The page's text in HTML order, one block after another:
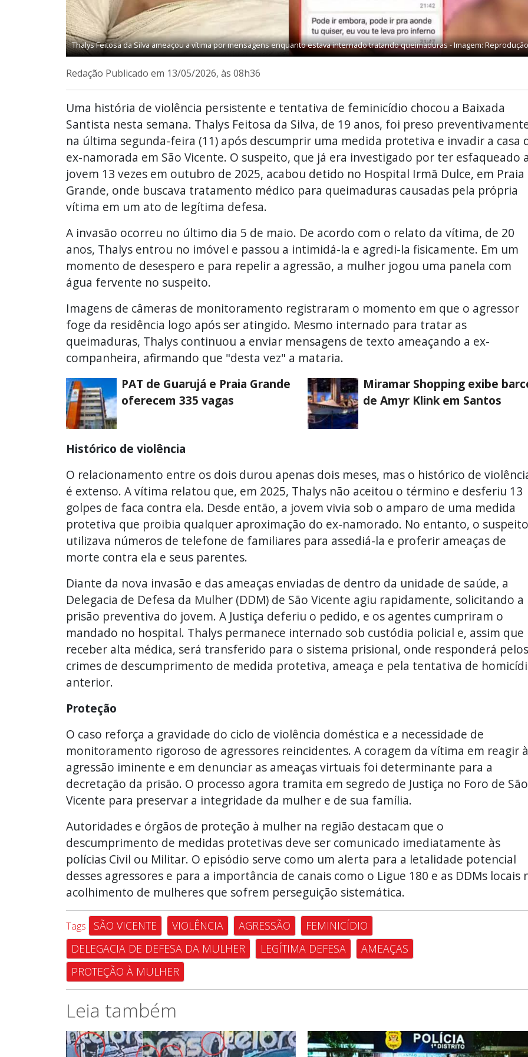
Thalys Feitosa da Silva ameaçou a vítima por mensagens enquanto estava internado tratando queimaduras - Imagem: Reprodução
Redação Publicado em 13/05/2026, às 08h36
Uma história de violência persistente e tentativa de feminicídio chocou a Baixada
Santista nesta semana. Thalys Feitosa da Silva, de 19 anos, foi preso
na última segunda-feira (11) após descumprir uma medida protetiva e invadir a casa
ex-namorada em São Vicente. O suspeito, que já era investigado por ter esfaqueado
jovem 13 vezes em outubro de 2025, acabou detido no Hospital Irmã Dulce, em Praia
Grande, onde buscava tratamento médico para queimaduras causadas pela própria
vítima em um ato de legítima defesa.
A invasão ocorreu no último dia 5 de maio. De acordo com o relato da vítima, de 20
anos, Thalys entrou no imóvel e passou a intimidá-la e agredi-la fisicamente. Em um
momento de desespero e para repelir a agressão, a mulher jogou uma panela com
água fervente no suspeito.
Imagens de câmeras de monitoramento registraram o momento em que o agressor
foge da residência logo após ser atingido. Mesmo internado para tratar as
queimaduras, Thalys continuou a enviar mensagens de texto ameaçando a ex-
companheira, afirmando que "desta vez" a mataria.
PAT de Guarujá e Praia Grande
oferecem 335 vagas
Miramar Shopping exibe
de Amyr Klink em Santos
Histórico de violência
O relacionamento entre os dois durou apenas dois meses, mas o histórico de
é extenso. A vítima relatou que, em 2025, Thalys não aceitou o término e desferiu 13
golpes de faca contra ela. Desde então, a jovem vivia sob o amparo de uma medida
protetiva que proibia qualquer aproximação do ex-namorado. No entanto, o suspeito
utilizava números de telefone de familiares para assediá-la e proferir ameaças de
morte contra ela e seus parentes.
Diante da nova invasão e das ameaças enviadas de dentro da unidade de saúde, a
Delegacia de Defesa da Mulher (DDM) de São Vicente agiu rapidamente, solicitando a
prisão preventiva do jovem. A Justiça deferiu o pedido, e os agentes cumpriram o
mandado no hospital. Thalys permanece internado sob custódia policial e, assim que
receber alta médica, será transferido para o sistema prisional, onde responderá pelos
crimes de descumprimento de medida protetiva, ameaça e pela tentativa de
anterior.
Proteção
O caso reforça a gravidade do ciclo de violência doméstica e a necessidade de
monitoramento rigoroso de agressores reincidentes. A coragem da vítima em reagir à
agressão iminente e em denunciar as ameaças virtuais foi determinante para a
decretação da prisão. O processo agora tramita em segredo de Justiça no Foro de São
Vicente para preservar a integridade da mulher e de sua família.
Autoridades e órgãos de proteção à mulher na região destacam que o
descumprimento de medidas protetivas deve ser comunicado imediatamente às
polícias Civil ou Militar. O episódio serve como um alerta para a letalidade potencial
desses agressores e para a importância de canais como o Ligue 180 e as DDMs locais
acolhimento de mulheres que sofrem perseguição sistemática.
Tags SÃO VICENTE VIOLÊNCIA AGRESSÃO
FEMINICÍDIO
DELEGACIA DE DEFESA DA MULHER
LEGÍTIMA DEFESA
AMEAÇAS
PROTEÇÃO À MULHER
Leia também